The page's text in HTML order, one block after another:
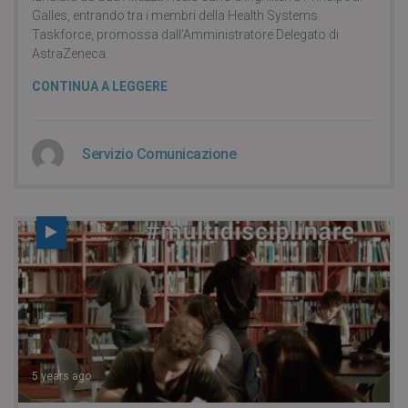
Galles, entrando tra i membri della Health Systems
Taskforce, promossa dall’Amministratore Delegato di
AstraZeneca.
CONTINUA A LEGGERE
Servizio Comunicazione
5 years ago